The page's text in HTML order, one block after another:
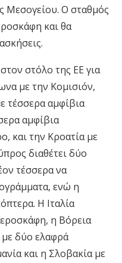
Μεσογείου. Ο σταθμός
και θα
στόλο της ΕΕ για
με την Κομισιόν,
τέσσερα αμφίβια
αμφίβια
και την Κροατία με
διαθέτει δύο
τέσσερα να
ενώ η
Η Ιταλία
η Βόρεια
δύο ελαφρά
και η Σλοβακία με